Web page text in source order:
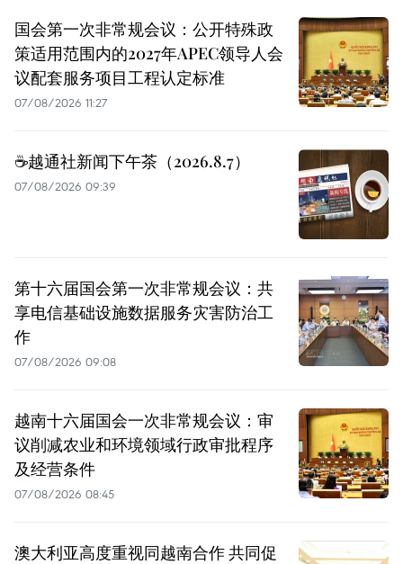
国会第一次非常规会议：公开特殊政
策适用范围内的2027年APEC领导人会
议配套服务项目工程认定标准
07/08/2026 11:27
☕️越通社新闻下午茶（2026.8.7）
07/08/2026 09:39
第十六届国会第一次非常规会议：共
享电信基础设施数据服务灾害防治工
作
07/08/2026 09:08
越南十六届国会一次非常规会议：审
议削减农业和环境领域行政审批程序
及经营条件
07/08/2026 08:45
澳大利亚高度重视同越南合作 共同促